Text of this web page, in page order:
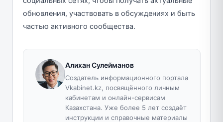
обновления, участвовать в обсуждениях и быть
частью активного сообщества.
Алихан Сулейманов
Создатель информационного портала
Vkabinet.kz, посвящённого личным
кабинетам и онлайн-сервисам
Казахстана. Уже более 5 лет создаёт
инструкции и справочные материалы